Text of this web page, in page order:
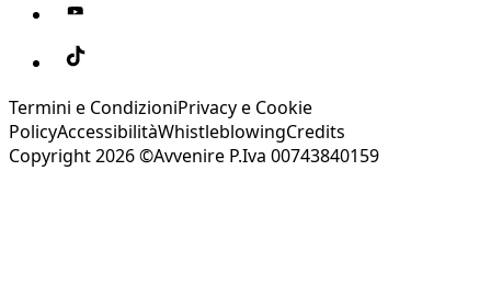
Termini e CondizioniPrivacy e Cookie
PolicyAccessibilitàWhistleblowingCredits
Copyright 2026 ©Avvenire P.Iva 00743840159